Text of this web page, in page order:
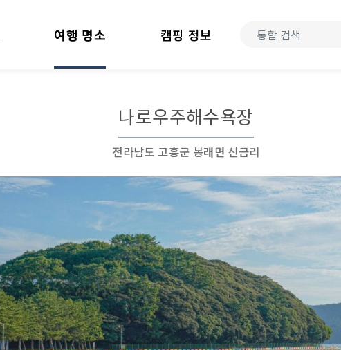
여행 명소 캠핑 정보
나로우주해수욕장
전라남도 고흥군 봉래면 신금리